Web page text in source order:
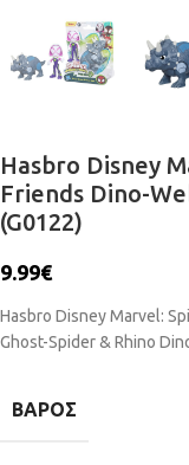
Hasbro Disney
Friends Dino-
(G0122)
9.99€
Hasbro Disney Marvel:
Ghost-Spider & Rhino
ΒΆΡΟΣ